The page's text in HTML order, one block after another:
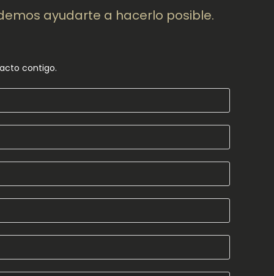
ayudarte a hacerlo posible.
contigo.